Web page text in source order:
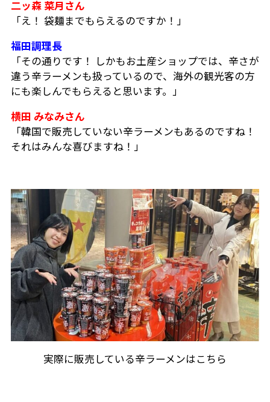
二ッ森 菜月さん
「え！ 袋麺までもらえるのですか！」
福田調理長
「その通りです！ しかもお土産ショップでは、辛さが
違う辛ラーメンも扱っているので、海外の観光客の方
にも楽しんでもらえると思います。」
横田 みなみさん
「韓国で販売していない辛ラーメンもあるのですね！
それはみんな喜びますね！」
実際に販売している辛ラーメンはこちら